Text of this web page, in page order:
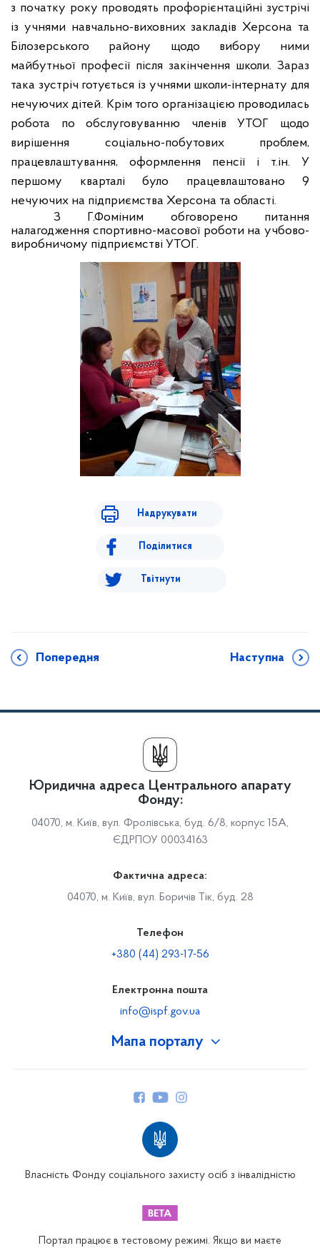
з початку року проводять профорієнтаційні зустрічі
із учнями навчально-виховних закладів Херсона та
Білозерського району щодо вибору ними
майбутньої професії після закінчення школи. Зараз
така зустріч готується із учнями школи-інтернату для
нечуючих дітей. Крім того організацією проводилась
робота по обслуговуванню членів УТОГ щодо
вирішення соціально-побутових проблем,
працевлаштування, оформлення пенсії і т.ін. У
першому кварталі було працевлаштовано 9
нечуючих на підприємства Херсона та області.
З Г.Фоміним обговорено питання
налагодження спортивно-масової роботи на учбово-
виробничому підприємстві УТОГ.
Надрукувати
Поділитися
Твітнути
Попередня Наступна
Мапа порталу
Юридична адреса Центрального апарату
Фонду:
04070, м. Київ, вул. Фролівська, буд. 6/8, корпус 15А,
ЄДРПОУ 00034163
Фактична адреса:
04070, м. Київ, вул. Боричів Тік, буд. 28
Телефон
+380 (44) 293-17-56
Електронна пошта
info@ispf.gov.ua
Власність Фонду соціального захисту осіб з інвалідністю
Портал працює в тестовому режимі. Якщо ви маєте